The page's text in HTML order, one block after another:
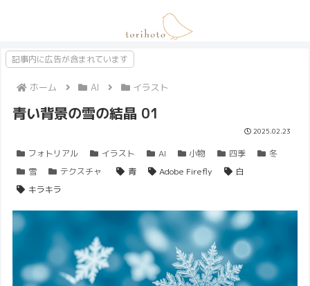
記事内に広告が含まれています
ホーム AI イラスト
青い背景の雪の結晶 01
2025.02.23
フォトリアル イラスト AI 小物 四季
冬
雪
テクスチャ 青 Adobe Firefly
白
キラキラ